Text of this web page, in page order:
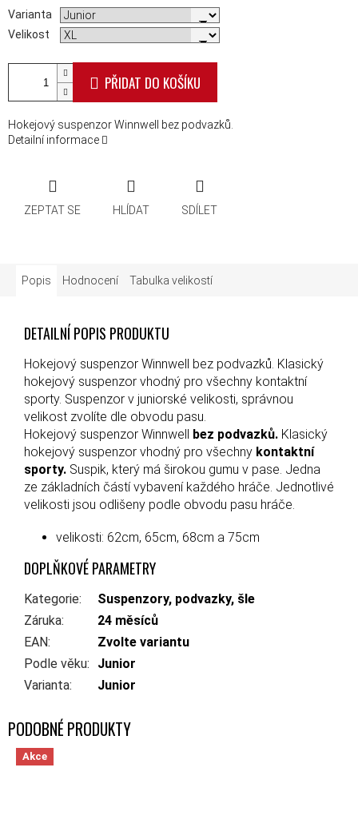
Varianta
Velikost
PŘIDAT DO KOŠÍKU
Hokejový suspenzor Winnwell bez podvazků.
Detailní informace
ZEPTAT SE HLÍDAT SDÍLET
Popis Hodnocení Tabulka velikostí
DETAILNÍ POPIS PRODUKTU
Hokejový suspenzor Winnwell bez podvazků. Klasický
hokejový suspenzor vhodný pro všechny kontaktní
sporty. Suspenzor v juniorské velikosti, správnou
velikost zvolíte dle obvodu pasu.
Hokejový suspenzor Winnwell bez podvazků. Klasický
hokejový suspenzor vhodný pro všechny kontaktní
sporty. Suspik, který má širokou gumu v pase. Jedna
ze základních částí vybavení každého hráče. Jednotlivé
velikosti jsou odlišeny podle obvodu pasu hráče.
velikosti: 62cm, 65cm, 68cm a 75cm
DOPLŇKOVÉ PARAMETRY
Kategorie:
Suspenzory, podvazky, šle
Záruka:
24 měsíců
EAN:
Zvolte variantu
Podle věku:
Junior
Varianta: Junior
Akce